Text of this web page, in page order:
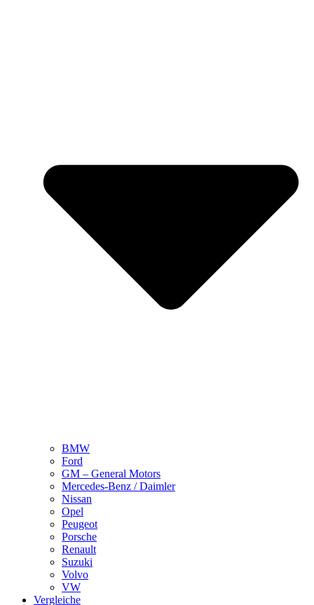
BMW
Ford
GM – General Motors
Mercedes-Benz / Daimler
Nissan
Opel
Peugeot
Porsche
Renault
Suzuki
Volvo
VW
Vergleiche